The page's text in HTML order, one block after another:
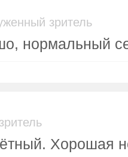
зритель
нормальный
Хорошая